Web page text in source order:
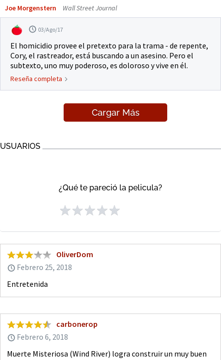
Joe Morgenstern Wall Street Journal
03/Ago/17
El homicidio provee el pretexto para la trama - de repente,
Cory, el rastreador, está buscando a un asesino. Pero el
subtexto, uno muy poderoso, es doloroso y vive en él.
Reseña completa
Cargar Más
USUARIOS
¿Qué te pareció la pelicula?
OliverDom
Febrero 25, 2018
Entretenida
carbonerop
Febrero 6, 2018
Muerte Misteriosa (Wind River) logra construir un muy buen